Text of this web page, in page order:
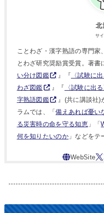
北
サ
ことわざ・漢字熟語の専門家
とわざ研究奨励賞受賞。著書
い分け図鑑
』『 〈試験に
わざ図鑑
』『
〈試験に出
字熟語図鑑
』(共に講談社)
ラムでは、「備えあれば憂い
る災害時の命を守る知恵」「
何を知りたいのか」などをテ